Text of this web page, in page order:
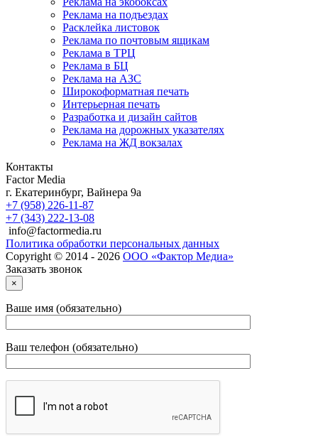
Реклама на подъездах
Расклейка листовок
Реклама по почтовым ящикам
Реклама в ТРЦ
Реклама в БЦ
Реклама на АЗС
Широкоформатная печать
Интерьерная печать
Разработка и дизайн сайтов
Реклама на дорожных указателях
Реклама на ЖД вокзалах
Контакты
Factor Media
г. Екатеринбург, Вайнера 9а
+7 (958) 226-11-87
+7 (343) 222-13-08
info@factormedia.ru
Политика обработки персональных данных
Copyright © 2014 - 2026 ООО «Фактор Медиа»
Заказать звонок
×
Ваше имя (обязательно)
Ваш телефон (обязательно)